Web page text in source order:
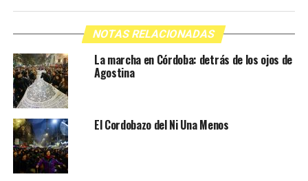
NOTAS RELACIONADAS
La marcha en Córdoba: detrás de los ojos de
Agostina
El Cordobazo del Ni Una Menos